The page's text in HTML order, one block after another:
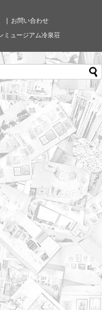
お問い合わせ
ミュージアム冷泉荘